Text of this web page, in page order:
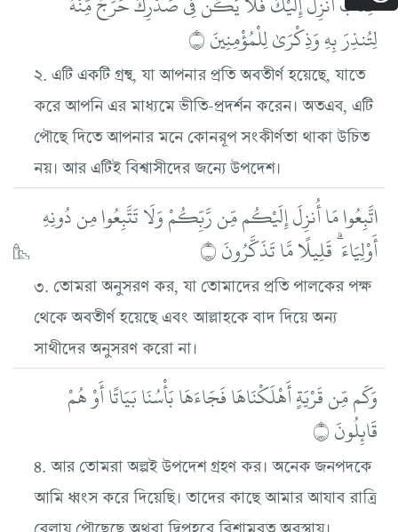
لِتُنذِرَ بِهِ وَذِكْرَىٰ لِلْمُؤْمِنِينَ ۝
২. এটি একটি গ্রন্থ, যা আপনার প্রতি অবতীর্ণ হয়েছে, যাতে
করে আপনি এর মাধ্যমে ভীতি-প্রদর্শন করেন। অতএব, এটি
পৌছে দিতে আপনার মনে কোনরূপ সংকীর্ণতা থাকা উচিত
নয়। আর এটিই বিশ্বাসীদের জন্যে উপদেশ।
اتَّبِعُوا مَا أُنزِلَ إِلَيْكُم مِّن رَّبِّكُمْ وَلَا تَتَّبِعُوا مِن دُونِهِ
أَوْلِيَاءَ ۗ قَلِيلًا مَّا تَذَكَّرُونَ ۝
৩. তোমরা অনুসরণ কর, যা তোমাদের প্রতি পালকের পক্ষ
থেকে অবতীর্ণ হয়েছে এবং আল্লাহকে বাদ দিয়ে অন্য
সাথীদের অনুসরণ করো না।
وَكَم مِّن قَرْيَةٍ أَهْلَكْنَاهَا فَجَاءَهَا بَأْسُنَا بَيَاتًا أَوْ هُمْ
قَائِلُونَ ۝
৪. আর তোমরা অল্পই উপদেশ গ্রহণ কর। অনেক জনপদকে
আমি ধ্বংস করে দিয়েছি। তাদের কাছে আমার আযাব রাত্রি
বেলায় পৌছেছে অথবা দ্বিপ্রহরে বিশ্রামরত অবস্থায়।